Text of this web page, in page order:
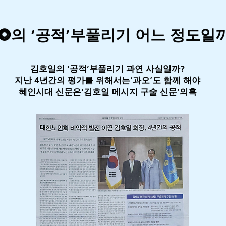
의 ‘공적’부풀리기 어느 정도일
김호일의 ‘공적’부풀리기 과연 사실일까?
지난 4년간의 평가를 위해서는‘과오’도 함께 해야
혜인시대 신문은‘김호일 메시지 구술 신문’의혹